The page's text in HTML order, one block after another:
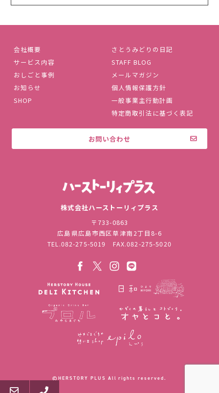
会社概要
サービス内容
おしごと事例
お知らせ
SHOP
さとうみどりの日記
STAFF BLOG
メールマガジン
個人情報保護方針
一般事業主行動計画
特定商取引法に基づく表記
お問い合わせ
株式会社ハーストーリィプラス
〒733-0863
広島県広島市西区草津南2丁目8-6
TEL.082-275-5019 FAX.082-275-5020
©︎HERSTORY PLUS All rights reserved.